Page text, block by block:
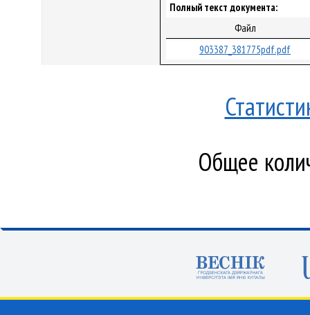
Полный текст документа:
Файл
903387_381775pdf.pdf
Общее